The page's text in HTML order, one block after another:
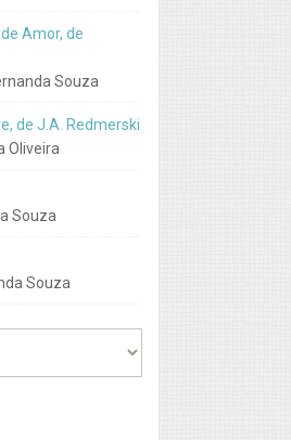
Amor, de
Souza
de J.A. Redmerski
Oliveira
Souza
Souza